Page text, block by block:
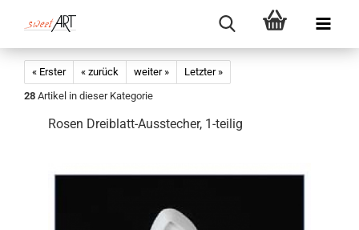
« Erster « zurück weiter »
Letzter »
28 Artikel in dieser Kategorie
Rosen Dreiblatt-Ausstecher, 1-teilig